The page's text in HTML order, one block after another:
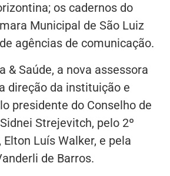
os cadernos do
Municipal de São Luiz
agências de comunicação.
& Saúde, a nova assessora
direção da instituição e
presidente do Conselho de
Strejevitch, pelo 2º
Luís Walker, e pela
de Barros.